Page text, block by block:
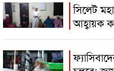
সিলেট
আহ্বায়ক